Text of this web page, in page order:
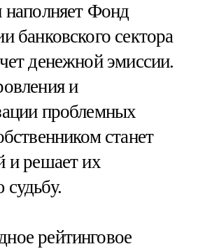
наполняет Фонд
банковского сектора
денежной эмиссии.
и
проблемных
станет
и решает их
рейтинговое